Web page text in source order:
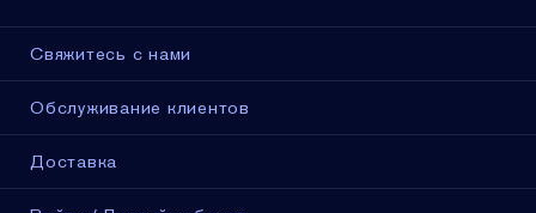
Свяжитесь с нами
Обслуживание клиентов
Доставка